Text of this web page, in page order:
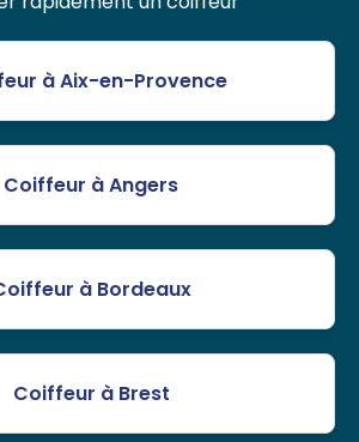
à Aix-en-Provence
Coiffeur à Angers
à Bordeaux
Coiffeur à Brest